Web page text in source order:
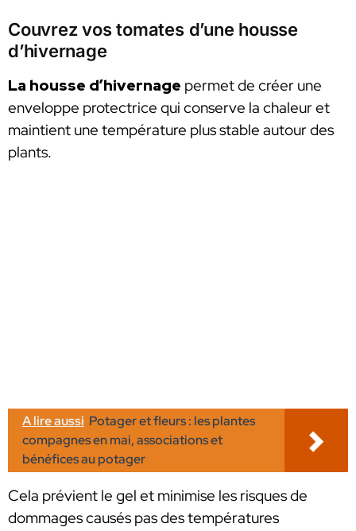
Couvrez vos tomates d’une housse
d’hivernage
La housse d’hivernage permet de créer une
enveloppe protectrice qui conserve la chaleur et
maintient une température plus stable autour des
plants.
A lire aussi Potager et fleurs : les plantes
compagnes en mai, associations et
bénéfices au potager
Cela prévient le gel et minimise les risques de
dommages causés pas des températures